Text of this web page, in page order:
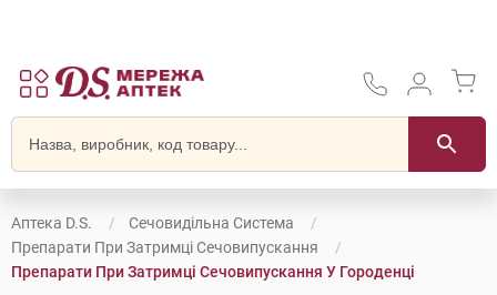
Аптека D.S.
Сечовидільна Система
Препарати При Затримці Сечовипускання
Препарати При Затримці Сечовипускання У Городенці